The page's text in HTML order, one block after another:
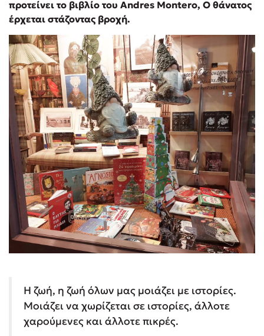
προτείνει το βιβλίο του Andres Montero, Ο θάνατος
έρχεται στάζοντας βροχή.
Η ζωή, η ζωή όλων μας μοιάζει με ιστορίες.
Μοιάζει να χωρίζεται σε ιστορίες, άλλοτε
χαρούμενες και άλλοτε πικρές.